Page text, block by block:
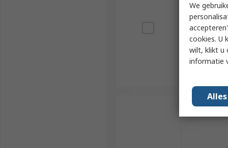
We
cookies. U
wilt, klikt u
informatie